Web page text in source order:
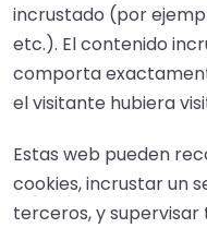
incrustado (por
etc.). El contenido
comporta
el visitante hubiera
Estas web pueden
cookies, incrustar un
terceros, y